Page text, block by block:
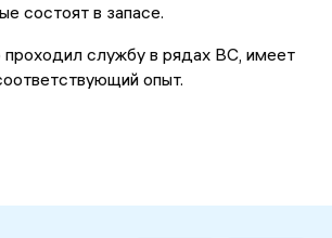
состоят в запасе.
проходил службу в рядах ВС, имеет
опыт.